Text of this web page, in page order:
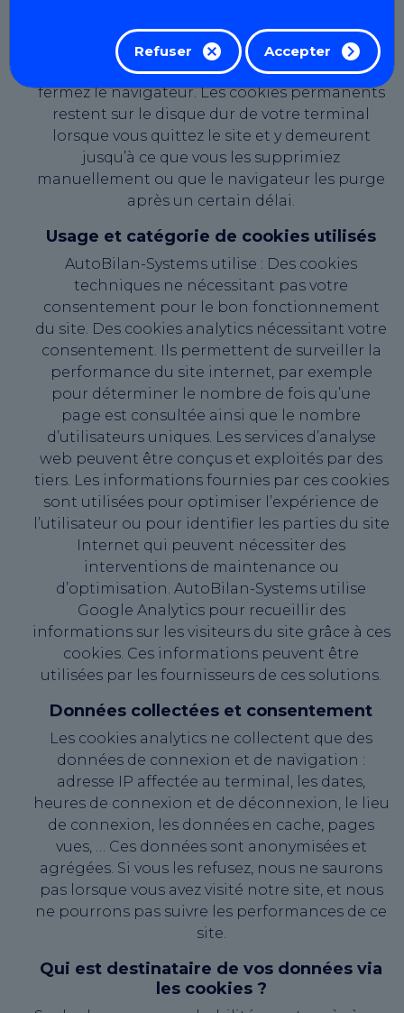
Refuser Accepter
reconnaître lors de vos visites ultérieures. Les
cookies de session sont actifs le temps de votre
visite uniquement et supprimés lorsque vous
fermez le navigateur. Les cookies permanents
restent sur le disque dur de votre terminal
lorsque vous quittez le site et y demeurent
jusqu’à ce que vous les supprimiez
manuellement ou que le navigateur les purge
après un certain délai.
Usage et catégorie de cookies utilisés
AutoBilan-Systems utilise : Des cookies
techniques ne nécessitant pas votre
consentement pour le bon fonctionnement
du site. Des cookies analytics nécessitant votre
consentement. Ils permettent de surveiller la
performance du site internet, par exemple
pour déterminer le nombre de fois qu’une
page est consultée ainsi que le nombre
d’utilisateurs uniques. Les services d’analyse
web peuvent être conçus et exploités par des
tiers. Les informations fournies par ces cookies
sont utilisées pour optimiser l’expérience de
l’utilisateur ou pour identifier les parties du site
Internet qui peuvent nécessiter des
interventions de maintenance ou
d’optimisation. AutoBilan-Systems utilise
Google Analytics pour recueillir des
informations sur les visiteurs du site grâce à ces
cookies. Ces informations peuvent être
utilisées par les fournisseurs de ces solutions.
Données collectées et consentement
Les cookies analytics ne collectent que des
données de connexion et de navigation :
adresse IP affectée au terminal, les dates,
heures de connexion et de déconnexion, le lieu
de connexion, les données en cache, pages
vues, … Ces données sont anonymisées et
agrégées. Si vous les refusez, nous ne saurons
pas lorsque vous avez visité notre site, et nous
ne pourrons pas suivre les performances de ce
site.
Qui est destinataire de vos données via
les cookies ?